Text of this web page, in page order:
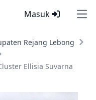
Masuk
Rejang Lebong
Ellisia Suvarna